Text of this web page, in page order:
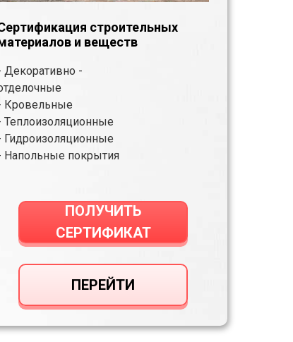
ПОЛУЧИТЬ
СЕРТИФИКАТ
ПЕРЕЙТИ
строительных
и веществ
Декоративно -
Кровельные
Теплоизоляционные
Гидроизоляционные
Напольные покрытия